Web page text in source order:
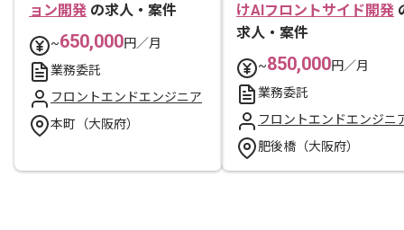
ョン開発 の求人・案件
~650,000円／月
業務委託
フロントエンドエンジニア
本町（大阪府）
けAIフロントサイド開発
求人・案件
~850,000円／月
業務委託
フロントエンドエンジニ
肥後橋（大阪府）